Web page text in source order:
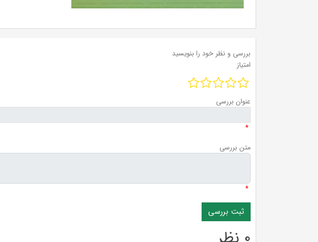
بررسی و نظر خود را بنویسید
امتیاز
عنوان بررسی
*
متن بررسی
*